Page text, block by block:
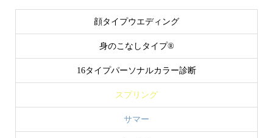
顔タイプウエディング
身のこなしタイプ®
16タイプパーソナルカラー診断
スプリング
サマー